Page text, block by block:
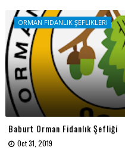
ORMAN FIDANLIK ŞEFLIKLERI
Baburt Orman Fidanlık Şefliği
Oct 31, 2019